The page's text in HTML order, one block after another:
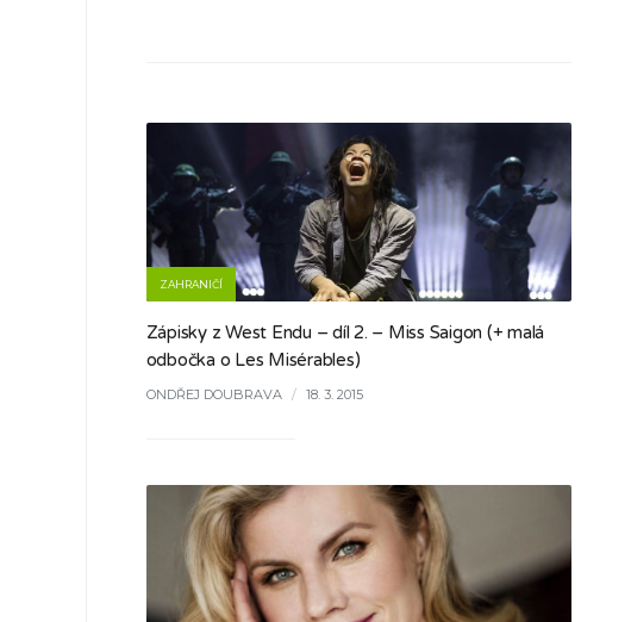
ZAHRANIČÍ
Zápisky z West Endu – díl 2. – Miss Saigon (+ malá
odbočka o Les Misérables)
ONDŘEJ DOUBRAVA / 18. 3. 2015